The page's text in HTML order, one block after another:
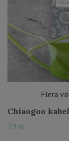
Flera
Chiaogoo
79 kr